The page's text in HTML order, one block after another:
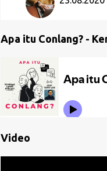
Apa itu Conlang? -
Video